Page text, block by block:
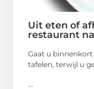
Uit eten of
restaurant
Gaat u
tafelen, terwijl u